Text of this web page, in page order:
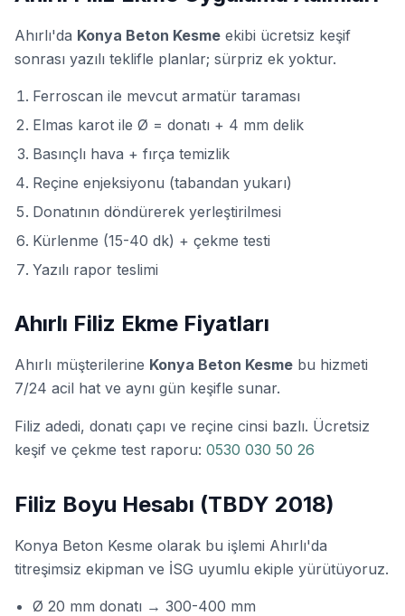
Ahırlı'da Konya Beton Kesme ekibi ücretsiz keşif
sonrası yazılı teklifle planlar; sürpriz ek yoktur.
Ferroscan ile mevcut armatür taraması
Elmas karot ile Ø = donatı + 4 mm delik
Basınçlı hava + fırça temizlik
Reçine enjeksiyonu (tabandan yukarı)
Donatının döndürerek yerleştirilmesi
Kürlenme (15-40 dk) + çekme testi
Yazılı rapor teslimi
Ahırlı Filiz Ekme Fiyatları
Ahırlı müşterilerine Konya Beton Kesme bu hizmeti
7/24 acil hat ve aynı gün keşifle sunar.
Filiz adedi, donatı çapı ve reçine cinsi bazlı. Ücretsiz
keşif ve çekme test raporu: 0530 030 50 26
Filiz Boyu Hesabı (TBDY 2018)
Konya Beton Kesme olarak bu işlemi Ahırlı'da
titreşimsiz ekipman ve İSG uyumlu ekiple yürütüyoruz.
Ø 20 mm donatı → 300-400 mm